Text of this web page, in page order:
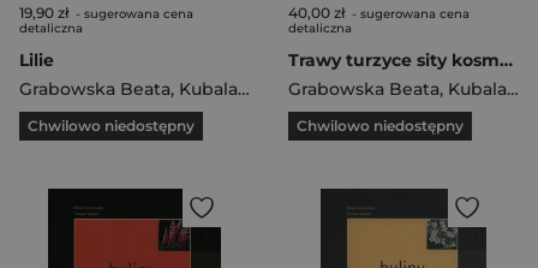
19,90 zł - sugerowana cena
detaliczna
Lilie
Grabowska Beata, Kubala Tomasz
Chwilowo niedostępny
40,00 zł - sugerowana cena
detaliczna
Trawy turzyce sity kosmatki
Grabowska Beata, Kubala Tomasz
Chwilowo niedostępny